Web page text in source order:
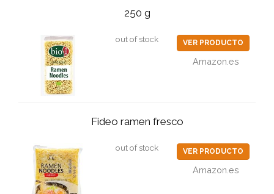
250 g
out of stock VER PRODUCTO
Amazon.es
Fideo ramen fresco
out of stock VER PRODUCTO
Amazon.es